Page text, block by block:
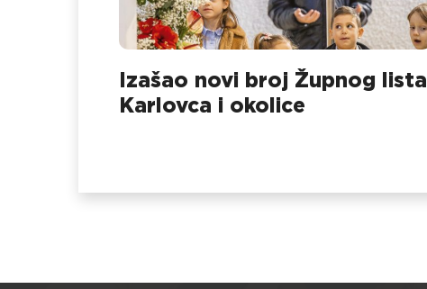
Izašao novi broj Župnog lista
Karlovca i okolice